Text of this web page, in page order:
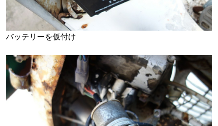
バッテリーを仮付け